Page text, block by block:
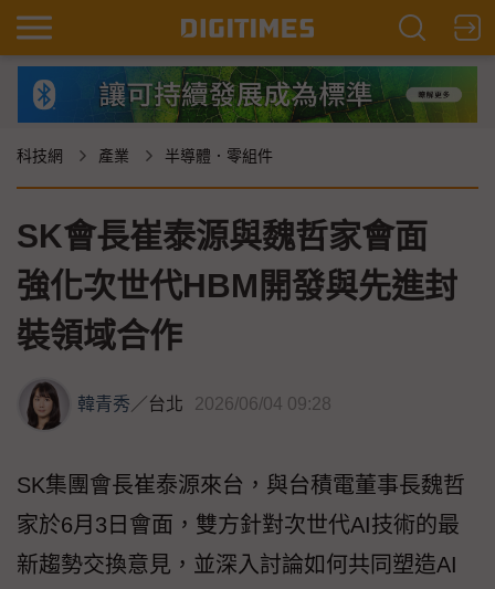
科技網 產業 半導體．零組件
SK會長崔泰源與魏哲家會面
強化次世代HBM開發與先進封
裝領域合作
韓青秀／台北 2026/06/04 09:28
SK集團會長崔泰源來台，與台積電董事長魏哲
家於6月3日會面，雙方針對次世代AI技術的最
新趨勢交換意見，並深入討論如何共同塑造AI